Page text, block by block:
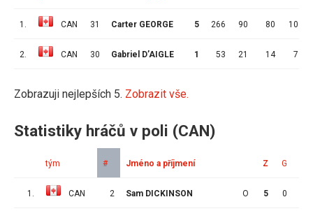
1. CAN 31 Carter GEORGE 5 266 90 80 10
2. CAN 30 Gabriel D’AIGLE 1 53 21 14 7
Zobrazuji nejlepších 5. Zobrazit vše.
Statistiky hráčů v poli (CAN)
tým # Jméno a příjmení Z G
1. CAN 2 Sam DICKINSON O 5 0